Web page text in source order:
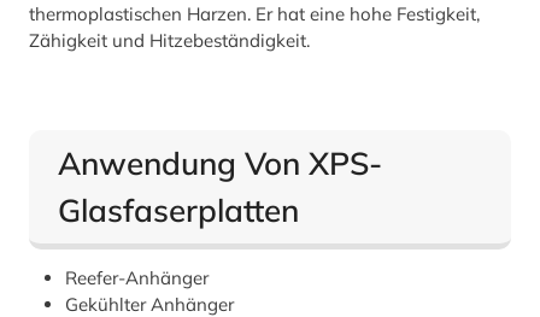
thermoplastischen Harzen. Er hat eine hohe Festigkeit,
Zähigkeit und Hitzebeständigkeit.
Anwendung Von XPS-
Glasfaserplatten
Reefer-Anhänger
Gekühlter Anhänger